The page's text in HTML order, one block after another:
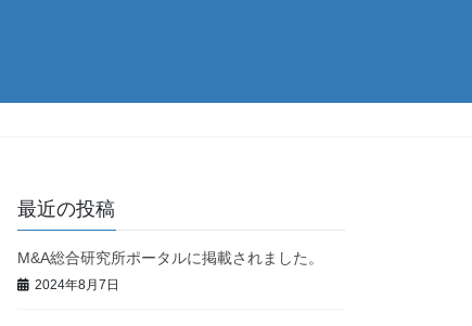
最近の投稿
M&A総合研究所ポータルに掲載されました。
2024年8月7日